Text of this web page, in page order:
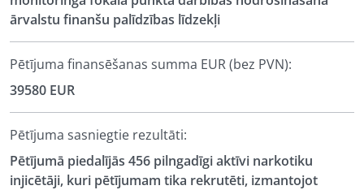
ārvalstu finanšu palīdzības līdzekļi
Pētījuma finansēšanas summa EUR (bez PVN):
39580 EUR
Pētījuma sasniegtie rezultāti:
Pētījumā piedalījās 456 pilngadīgi aktīvi narkotiku
injicētāji, kuri pētījumam tika rekrutēti, izmantojot